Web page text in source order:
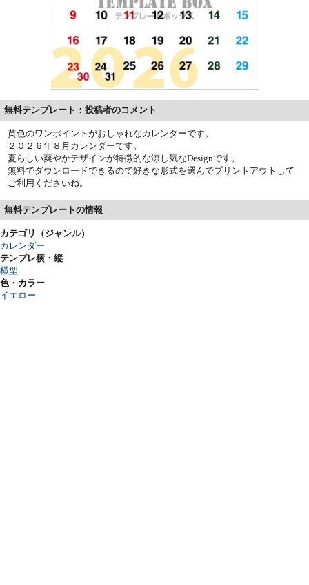
無料テンプレート：投稿者のコメント
黄色のワンポイントがおしゃれなカレンダーです。
２０２６年８月カレンダーです。
夏らしい爽やかデザインが特徴的な涼し気なDesignです。
無料でダウンロードできるので好きな形式を選んでプリントアウトして
ご利用くださいね。
無料テンプレートの情報
カテゴリ（ジャンル）
カレンダー
テンプレ横・縦
横型
色・カラー
イエロー